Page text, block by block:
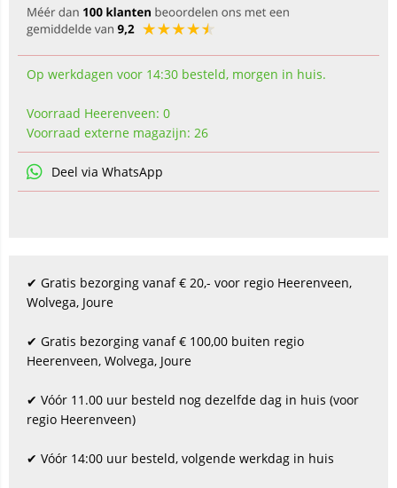
Op werkdagen voor 14:30 besteld, morgen in huis.
Voorraad Heerenveen: 0
Voorraad externe magazijn: 26
Deel via WhatsApp
✔ Gratis bezorging vanaf € 20,- voor regio Heerenveen,
Wolvega, Joure
✔ Gratis bezorging vanaf € 100,00 buiten regio
Heerenveen, Wolvega, Joure
✔ Vóór 11.00 uur besteld nog dezelfde dag in huis (voor
regio Heerenveen)
✔ Vóór 14:00 uur besteld, volgende werkdag in huis